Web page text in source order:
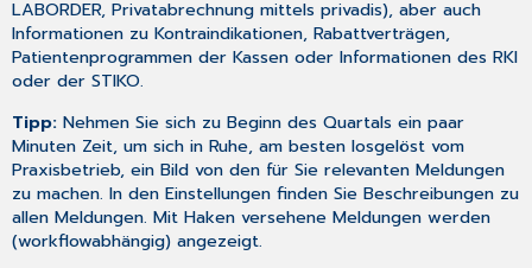
LABORDER, Privatabrechnung mittels privadis), aber auch
Informationen zu Kontraindikationen, Rabattverträgen,
Patientenprogrammen der Kassen oder Informationen des RKI
oder der STIKO.
Tipp:Nehmen Sie sich zu Beginn des Quartals ein paar
Minuten Zeit, um sich in Ruhe, am besten losgelöst vom
Praxisbetrieb, ein Bild von den für Sie relevanten Meldungen
zu machen. In den Einstellungen finden Sie Beschreibungen zu
allen Meldungen. Mit Haken versehene Meldungen werden
(workflowabhängig) angezeigt.